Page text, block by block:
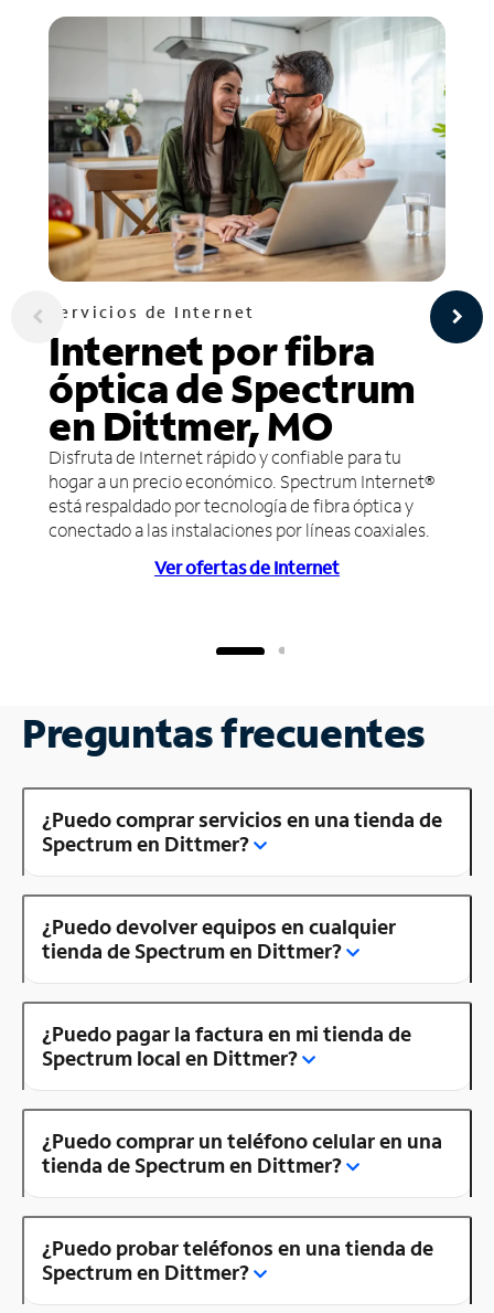
Servicios de Internet
Internet por fibra
óptica de Spectrum
en Dittmer, MO
Disfruta de Internet rápido y confiable para tu
hogar a un precio económico. Spectrum Internet®
está respaldado por tecnología de fibra óptica y
conectado a las instalaciones por líneas coaxiales.
Ver ofertas de Internet
Preguntas frecuentes
¿Puedo comprar servicios en una tienda de
Spectrum en Dittmer?
¿Puedo devolver equipos en cualquier
tienda de Spectrum en Dittmer?
¿Puedo pagar la factura en mi tienda de
Spectrum local en Dittmer?
¿Puedo comprar un teléfono celular en una
tienda de Spectrum en Dittmer?
¿Puedo probar teléfonos en una tienda de
Spectrum en Dittmer?